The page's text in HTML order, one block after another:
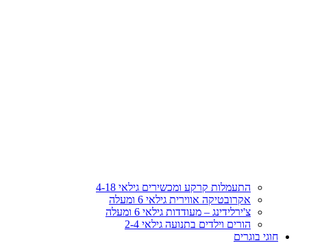
התעמלות קרקע ומכשירים גילאי 4-18
אקרובטיקה אווירית גילאי 6 ומעלה
צ'ירלידינג – מעודדות גילאי 6 ומעלה
הורים וילדים בתנועה גילאי 2-4
חוגי בוגרים